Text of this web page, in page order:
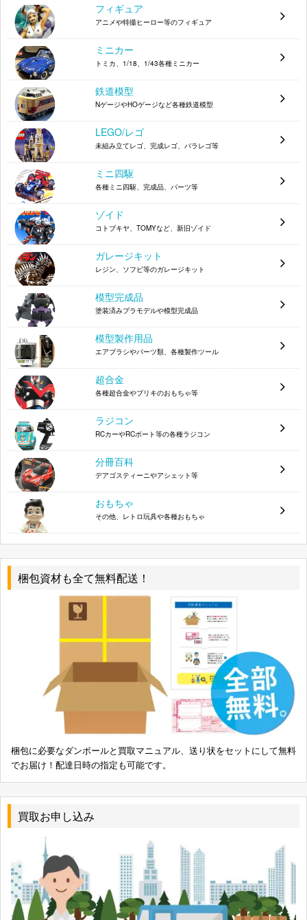
フィギュア
アニメや特撮ヒーロー等のフィギュア
ミニカー
トミカ、1/18、1/43各種ミニカー
鉄道模型
NゲージやHOゲージなど各種鉄道模型
LEGO/レゴ
未組み立てレゴ、完成レゴ、バラレゴ等
ミニ四駆
各種ミニ四駆、完成品、パーツ等
ゾイド
コトブキヤ、TOMYなど、新旧ゾイド
ガレージキット
レジン、ソフビ等のガレージキット
模型完成品
塗装済みプラモデルや模型完成品
模型製作用品
エアブラシやパーツ類、各種製作ツール
超合金
各種超合金やブリキのおもちゃ等
ラジコン
RCカーやRCボート等の各種ラジコン
分冊百科
デアゴスティーニやアシェット等
おもちゃ
その他、レトロ玩具や各種おもちゃ
梱包資材も全て無料配送！
梱包に必要なダンボールと買取マニュアル、送り状をセットにして無料
でお届け！配達日時の指定も可能です。
買取お申し込み